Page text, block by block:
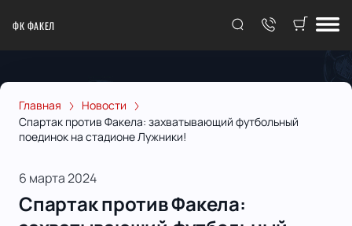
ФК ФАКЕЛ
Главная
Новости
Спартак против Факела: захватывающий футбольный
поединок на стадионе Лужники!
6 марта 2024
Спартак против Факела: